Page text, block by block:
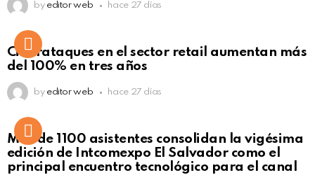
by editor web hace 27 días
Ciberataques en el sector retail aumentan más
del 100% en tres años
by editor web hace 27 días
Más de 1100 asistentes consolidan la vigésima
edición de Intcomexpo El Salvador como el
principal encuentro tecnológico para el canal